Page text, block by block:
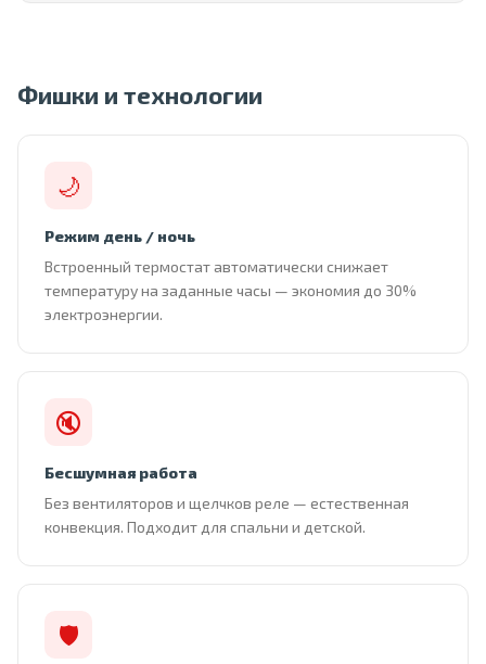
Фишки и технологии
🌙
Режим день / ночь
Встроенный термостат автоматически снижает
температуру на заданные часы — экономия до 30%
электроэнергии.
🔇
Бесшумная работа
Без вентиляторов и щелчков реле — естественная
конвекция. Подходит для спальни и детской.
🛡